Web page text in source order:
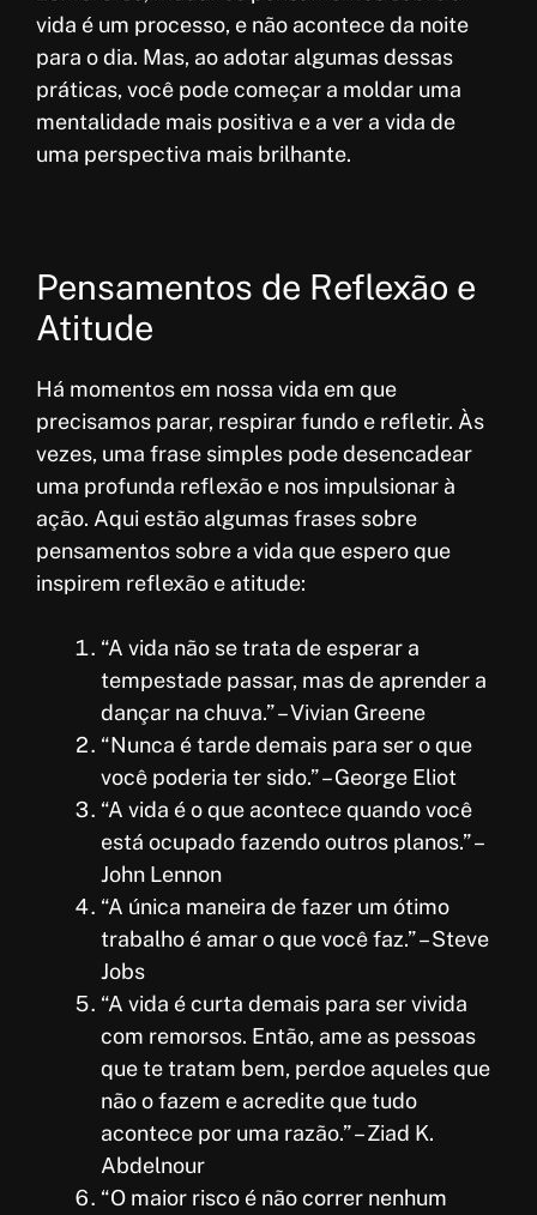
vida é um processo, e não acontece da noite
para o dia. Mas, ao adotar algumas dessas
práticas, você pode começar a moldar uma
mentalidade mais positiva e a ver a vida de
uma perspectiva mais brilhante.
Pensamentos de Reflexão e
Atitude
Há momentos em nossa vida em que
precisamos parar, respirar fundo e refletir. Às
vezes, uma frase simples pode desencadear
uma profunda reflexão e nos impulsionar à
ação. Aqui estão algumas frases sobre
pensamentos sobre a vida que espero que
inspirem reflexão e atitude:
“A vida não se trata de esperar a
tempestade passar, mas de aprender a
dançar na chuva.” – Vivian Greene
“Nunca é tarde demais para ser o que
você poderia ter sido.” – George Eliot
“A vida é o que acontece quando você
está ocupado fazendo outros planos.” –
John Lennon
“A única maneira de fazer um ótimo
trabalho é amar o que você faz.” – Steve
Jobs
“A vida é curta demais para ser vivida
com remorsos. Então, ame as pessoas
que te tratam bem, perdoe aqueles que
não o fazem e acredite que tudo
acontece por uma razão.” – Ziad K.
Abdelnour
“O maior risco é não correr nenhum